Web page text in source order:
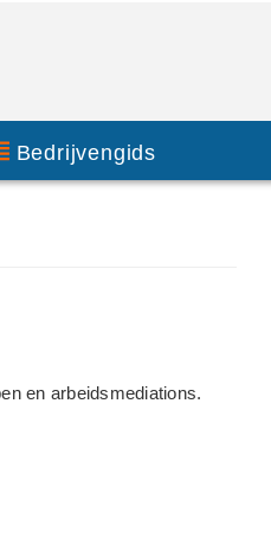
Bedrijvengids
en arbeidsmediations.